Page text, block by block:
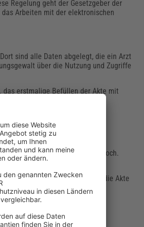
Regelung geht der Gesetzgeber der
Arbeiten mit der elektronischen
sind alle Daten abgelegt, die ein Arzt
über die Nutzung und Zugriffe
das erstmalige Befüllen der Akte mit
GPO abrechnen:
Dieser Wert stammt vom
der Gesetzgeber derzeit noch.
im Quartal einen
und profitieren davon, wenn die Akte
Erklärvideo beschrieben: